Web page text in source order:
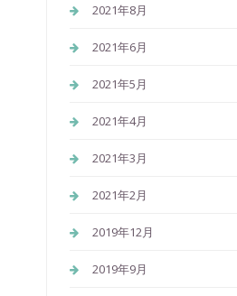
2021年8月
2021年6月
2021年5月
2021年4月
2021年3月
2021年2月
2019年12月
2019年9月